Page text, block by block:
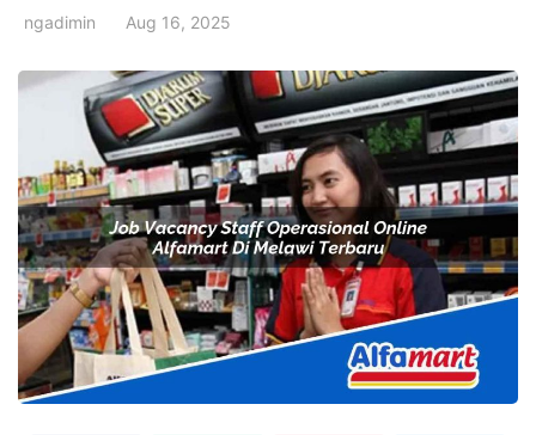
ngadimin Aug 16, 2025